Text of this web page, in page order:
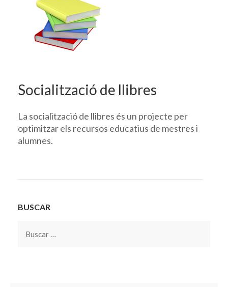
Socialització de llibres
La socialització de llibres és un projecte per
optimitzar els recursos educatius de mestres i
alumnes.
BUSCAR
Buscar: